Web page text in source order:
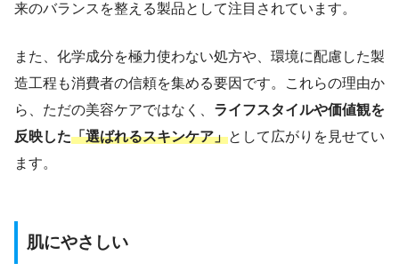
来のバランスを整える製品として注目されています。
また、化学成分を極力使わない処方や、環境に配慮した製
造工程も消費者の信頼を集める要因です。これらの理由か
ら、ただの美容ケアではなく、 ライフスタイルや価値観を
反映した「選ばれるスキンケア」として広がりを見せてい
ます。
肌にやさしい